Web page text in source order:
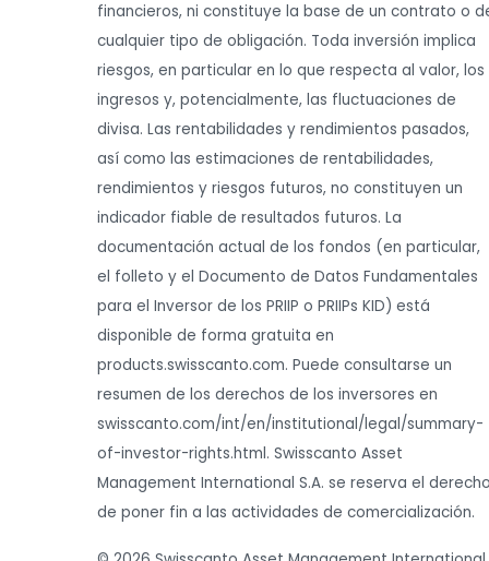
financieros, ni constituye la base de un contrato o
cualquier tipo de obligación. Toda inversión implica
riesgos, en particular en lo que respecta al valor, los
ingresos y, potencialmente, las fluctuaciones de
divisa. Las rentabilidades y rendimientos pasados,
así como las estimaciones de rentabilidades,
rendimientos y riesgos futuros, no constituyen un
indicador fiable de resultados futuros. La
documentación actual de los fondos (en particular,
el folleto y el Documento de Datos Fundamentales
para el Inversor de los PRIIP o PRIIPs KID) está
disponible de forma gratuita en
products.swisscanto.com. Puede consultarse un
resumen de los derechos de los inversores en
swisscanto.com/int/en/institutional/legal/summary-
of-investor-rights.html. Swisscanto Asset
Management International S.A. se reserva el
de poner fin a las actividades de comercialización.